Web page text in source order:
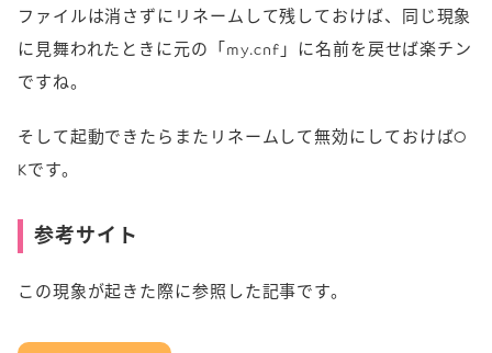
ファイルは消さずにリネームして残しておけば、同じ現象
に見舞われたときに元の「my.cnf」に名前を戻せば楽チン
ですね。
そして起動できたらまたリネームして無効にしておけばO
Kです。
参考サイト
この現象が起きた際に参照した記事です。